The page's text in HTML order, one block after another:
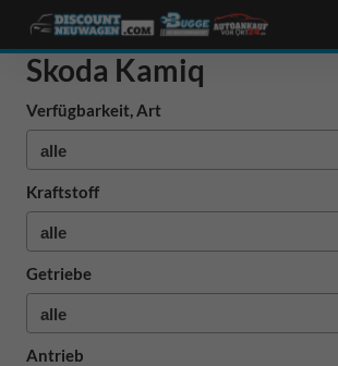
Skoda Kamiq
Verfügbarkeit, Art
Kraftstoff
Getriebe
Antrieb